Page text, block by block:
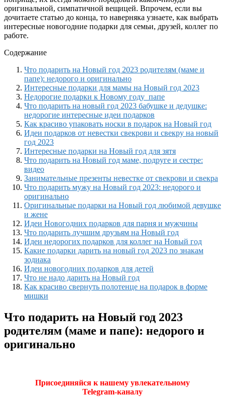
оригинальной, симпатичной вещицей. Впрочем, если вы
дочитаете статью до конца, то наверняка узнаете, как выбрать
интересные новогодние подарки для семьи, друзей, коллег по
работе.
Содержание
Что подарить на Новый год 2023 родителям (маме и
папе): недорого и оригинально
Интересные подарки для мамы на Новый год 2023
Недорогие подарки к Новому году папе
Что подарить на новый год 2023 бабушке и дедушке:
недорогие интересные идеи подарков
Как красиво упаковать носки в подарок на Новый год
Идеи подарков от невестки свекрови и свекру на новый
год 2023
Интересные подарки на Новый год для зятя
Что подарить на Новый год маме, подруге и сестре:
видео
Занимательные презенты невестке от свекрови и свекра
Что подарить мужу на Новый год 2023: недорого и
оригинально
Оригинальные подарки на Новый год любимой девушке
и жене
Идеи Новогодних подарков для парня и мужчины
Что подарить лучшим друзьям на Новый год
Идеи недорогих подарков для коллег на Новый год
Какие подарки дарить на новый год 2023 по знакам
зодиака
Идеи новогодних подарков для детей
Что не надо дарить на Новый год
Как красиво свернуть полотенце на подарок в форме
мишки
Что подарить на Новый год 2023
родителям (маме и папе): недорого и
оригинально
Присоединяйся к нашему увлекательному
Telegram-каналу